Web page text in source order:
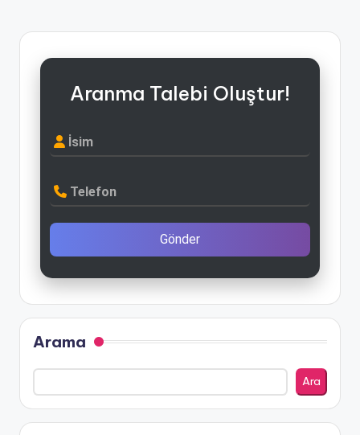
Aranma Talebi Oluştur!
İsim
Telefon
Gönder
Arama
Ara